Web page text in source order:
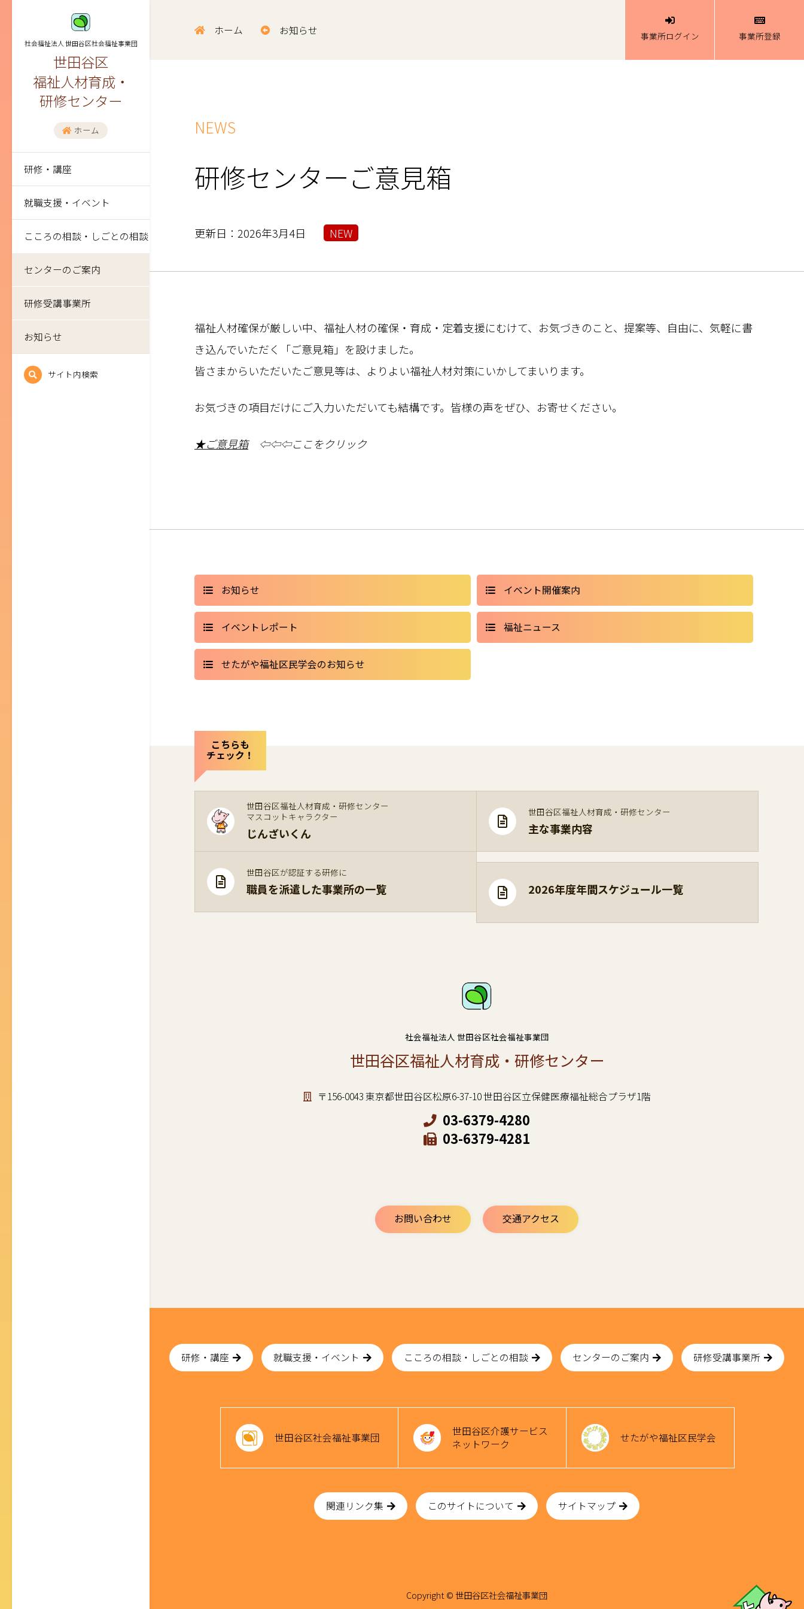
社会福祉法人 世田谷区社会福祉事業団
世田谷区
福祉人材育成・
研修センター
ホーム
研修・講座
就職支援・イベント
こころの相談・しごとの相談
センターのご案内
研修受講事業所
お知らせ
サイト内検索
ホーム お知らせ 事業所ログイン 事業所登録
NEWS
研修センターご意見箱
更新日：2026年3月4日 NEW
福祉人材確保が厳しい中、福祉人材の確保・育成・定着支援にむけて、お気づきのこと、提案等、自由に、気軽に書
き込んでいただく「ご意見箱」を設けました。
皆さまからいただいたご意見等は、よりよい福祉人材対策にいかしてまいります。
お気づきの項目だけにご入力いただいても結構です。皆様の声をぜひ、お寄せください。
★ご意見箱⇦⇦⇦ここをクリック
お知らせ イベント開催案内
イベントレポート 福祉ニュース
せたがや福祉区民学会のお知らせ
こちらも
チェック！
世田谷区福祉人材育成・研修センター
マスコットキャラクター
じんざいくん
世田谷区福祉人材育成・研修センター
主な事業内容
世田谷区が認証する研修に
職員を派遣した事業所の一覧 2026年度年間スケジュール一覧
社会福祉法人 世田谷区社会福祉事業団
世田谷区福祉人材育成・研修センター
〒156-0043 東京都世田谷区松原6-37-10 世田谷区立保健医療福祉総合プラザ1階
03-6379-4280
03-6379-4281
お問い合わせ 交通アクセス
研修・講座 就職支援・イベント こころの相談・しごとの相談 センターのご案内 研修受講事業所
世田谷区社会福祉事業団
世田谷区介護サービス
ネットワーク
せたがや福祉区民学会
関連リンク集 このサイトについて サイトマップ
Copyright © 世田谷区社会福祉事業団